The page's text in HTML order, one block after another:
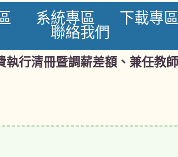
系統專區 下載專區
聯絡我們
執行清冊暨調薪差額、兼任教